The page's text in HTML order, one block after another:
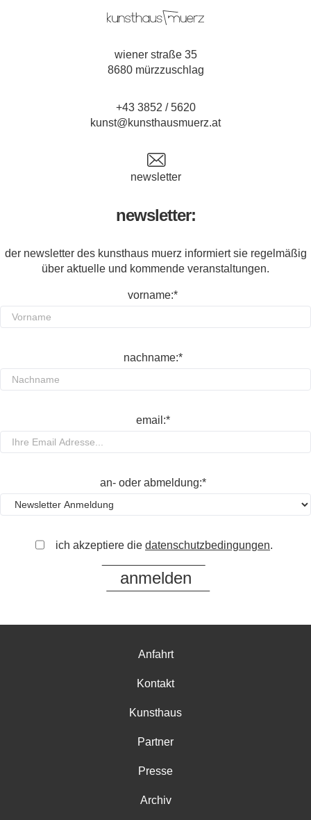
wiener straße 35
8680 mürzzuschlag
+43 3852 / 5620
kunst@kunsthausmuerz.at
newsletter
newsletter:
der newsletter des kunsthaus muerz informiert sie regelmäßig
über aktuelle und kommende veranstaltungen.
vorname:*
nachname:*
email:*
an- oder abmeldung:*
ich akzeptiere die datenschutzbedingungen.
Anfahrt
Kontakt
Kunsthaus
Partner
Presse
Archiv